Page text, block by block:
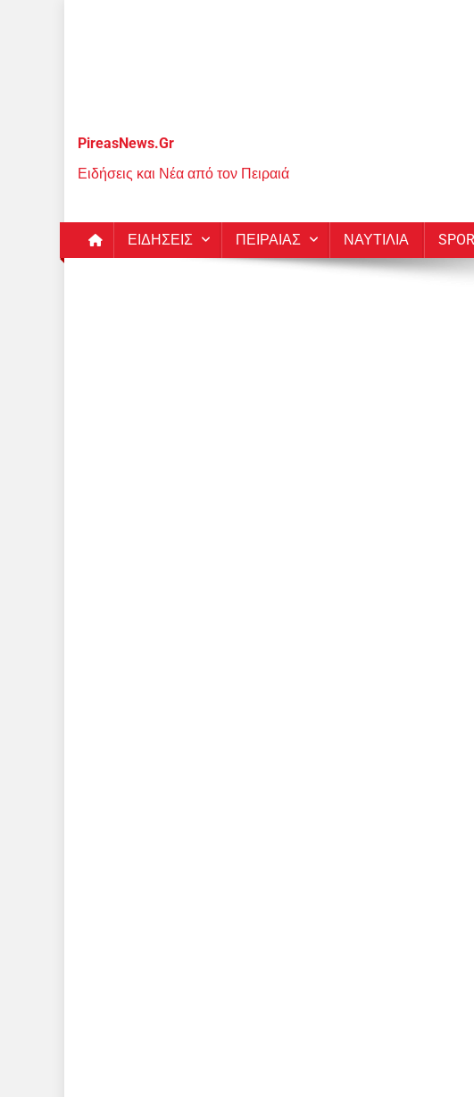
PireasNews.Gr
Ειδήσεις και Νέα από τον Πειραιά
ΕΙΔΗΣΕΙΣ ΠΕΙΡΑΙΑΣ ΝΑΥΤΙΛΙΑ